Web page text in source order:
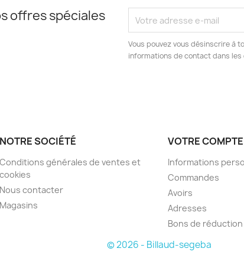
offres spéciales
Vous pouvez vous désinscrire à
informations de contact dans
NOTRE SOCIÉTÉ
Conditions générales de ventes et
cookies
Nous contacter
Magasins
VOTRE COMPTE
Informations
Commandes
Avoirs
Adresses
Bons de réduction
© 2026 - Billaud-segeba